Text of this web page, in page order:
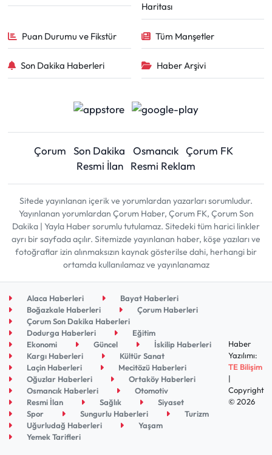
Haritası
Puan Durumu ve Fikstür Tüm Manşetler
Son Dakika Haberleri Haber Arşivi
Çorum Son Dakika Osmancık Çorum FK
Resmi İlan
Resmi Reklam
Sitede yayınlanan içerik ve yorumlardan yazarları sorumludur.
Yayınlanan yorumlardan Çorum Haber, Çorum FK, Çorum Son
Dakika | Yayla Haber sorumlu tutulamaz. Sitedeki tüm harici linkler
ayrı bir sayfada açılır. Sitemizde yayınlanan haber, köşe yazıları ve
fotoğraflar izin alınmaksızın kaynak gösterilse dahi, herhangi bir
ortamda kullanılamaz ve yayınlanamaz
Alaca Haberleri
Bayat Haberleri
Boğazkale Haberleri
Çorum Haberleri
Çorum Son Dakika Haberleri
Dodurga Haberleri
Eğitim
Ekonomi
Güncel
İskilip Haberleri
Kargı Haberleri
Kültür Sanat
Laçin Haberleri
Mecitözü Haberleri
Oğuzlar Haberleri
Ortaköy Haberleri
Osmancık Haberleri
Otomotiv
Resmi İlan
Sağlık
Siyaset
Spor
Sungurlu Haberleri
Turizm
Uğurludağ Haberleri
Yaşam
Yemek Tarifleri
Haber
Yazılımı:
TE Bilişim
|
Copyright
© 2026